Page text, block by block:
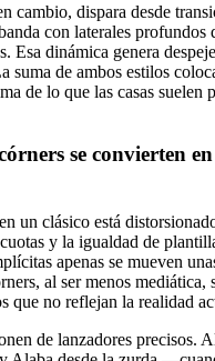
cambio, dispara desde
con laterales profundos
Esa dinámica genera
suma de ambos estilos
de lo que las casas suelen
se convierten
un clásico está
y la igualdad de
apenas se mueven
al ser menos mediática,
que no reflejan la realidad
de lanzadores precisos.